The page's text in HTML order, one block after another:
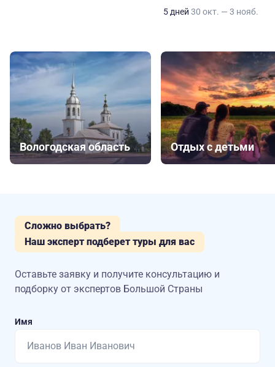
5 дней 30 окт. — 3 нояб.
Вологодская область Отдых с детьми
Сложно выбрать?
Наш эксперт подберет туры для вас
Оставьте заявку и получите консультацию и
подборку от экспертов Большой Страны
Имя